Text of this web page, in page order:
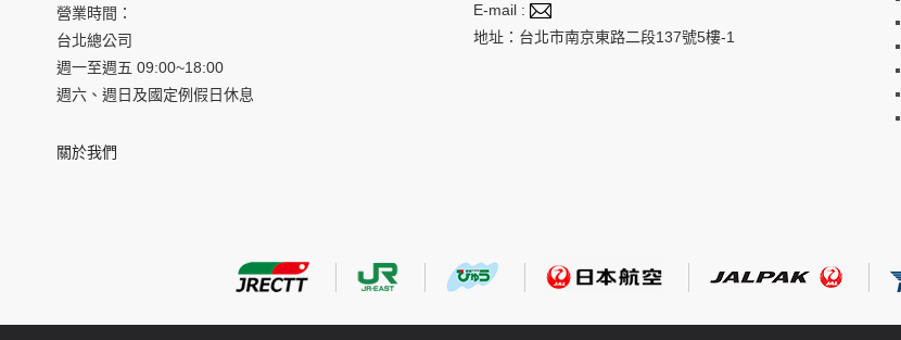
營業時間：
台北總公司
週一至週五 09:00~18:00
週六、週日及國定例假日休息
關於我們
E-mail :
地址：台北市南京東路二段137號5樓-1